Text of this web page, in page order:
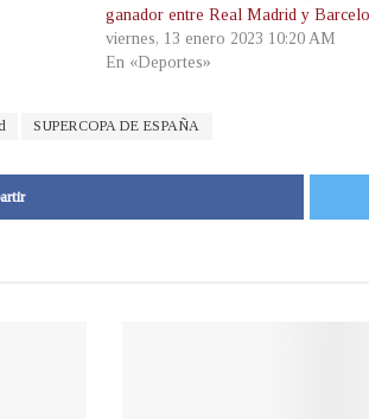
ganador entre Real Madrid y
viernes, 13 enero 2023 10:20 AM
En «Deportes»
SUPERCOPA DE ESPAÑA